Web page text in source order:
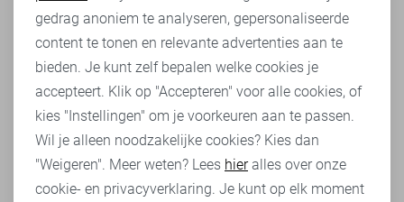
In de garderobe van de moderne man mag een veelzijdige
en stijlvolle trui niet ontbreken. Dat is precies wat de Ballin
trui voor heren biedt. Met een breed scala aan ontwerpen
en kleuren, past een trui van Ballin bij elke stijl en elke
gelegenheid. Of je nu een formele uitstraling wilt voor op
het werk of iets casuals zoekt voor in het weekend, bij
Sans vind je gegarandeerd de perfecte Ballin trui. Van alle
Marketing cookies
gedrag anoniem te analyseren, gepersonaliseerde
content te tonen en relevante advertenties aan te
bieden. Je kunt zelf bepalen welke cookies je
accepteert. Klik op "Accepteren" voor alle cookies, of
kies "Instellingen" om je voorkeuren aan te passen.
Wil je alleen noodzakelijke cookies? Kies dan
"Weigeren". Meer weten? Lees hieralles over onze
cookie- en privacyverklaring. Je kunt op elk moment